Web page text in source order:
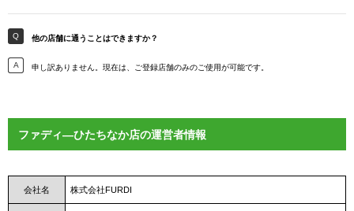
他の店舗に通うことはできますか？
申し訳ありません。現在は、ご登録店舗のみのご使用が可能です。
ファディ―ひたちなか店の運営者情報
会社名 株式会社FURDI